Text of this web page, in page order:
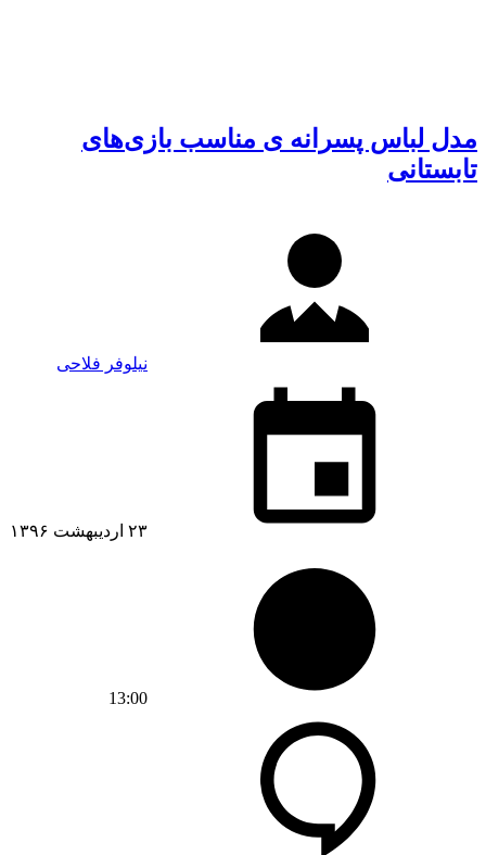
مدل لباس پسرانه ی مناسب بازی‌های
تابستانی
نیلوفر فلاحی
۲۳ اردیبهشت ۱۳۹۶
13:00